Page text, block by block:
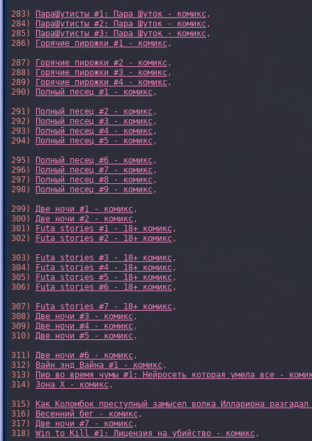
283)
ПараШутисты #1: Пара Шуток - комикс,
284)
ПараШутисты #2: Пара Шуток - комикс,
285)
ПараШутисты #3: Пара Шуток - комикс,
286)
Горячие пирожки #1 - комикс,
287)
Горячие пирожки #2 - комикс,
288)
Горячие пирожки #3 - комикс,
289)
Горячие пирожки #4 - комикс,
290)
Полный песец #1 - комикс,
291)
Полный песец #2 - комикс,
292)
Полный песец #3 - комикс,
293)
Полный песец #4 - комикс,
294)
Полный песец #5 - комикс,
295)
Полный песец #6 - комикс,
296)
Полный песец #7 - комикс,
297)
Полный песец #8 - комикс,
298)
Полный песец #9 - комикс,
299) Две ночи #1 - комикс,
300) Две ночи #2 - комикс,
301)
Futa stories #1 - 18+ комикс,
302)
Futa stories #2 - 18+ комикс,
303)
Futa stories #3 - 18+ комикс,
304)
Futa stories #4 - 18+ комикс,
305)
Futa stories #5 - 18+ комикс,
306)
Futa stories #6 - 18+ комикс,
307)
Futa stories #7 - 18+ комикс,
308) Две ночи #3 - комикс,
309) Две ночи #4 - комикс,
310) Две ночи #5 - комикс,
311) Две ночи #6 - комикс,
312)
Вайн энд Вайна #1 - комикс,
313)
Пир во время чумы #1: Нейросеть которая умела все -
314) Зона X - комикс,
315)
Как Коломбок преступный замысел волка Иллариона
316)
Весенний бег - комикс,
317) Две ночи #7 - комикс,
318) Win to Kill #1: Лицензия на убийство - комикс,